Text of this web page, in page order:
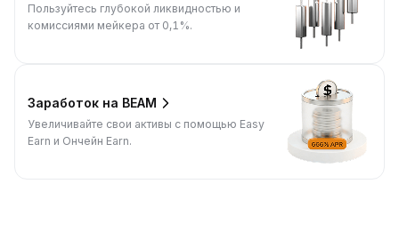
Пользуйтесь глубокой ликвидностью и
комиссиями мейкера от 0,1%.
Заработок на BEAM
Увеличивайте свои активы с помощью Easy
Earn и Ончейн Earn.